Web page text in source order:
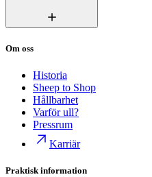
Om oss
Historia
Sheep to Shop
Hållbarhet
Varför ull?
Pressrum
Karriär
Praktisk information